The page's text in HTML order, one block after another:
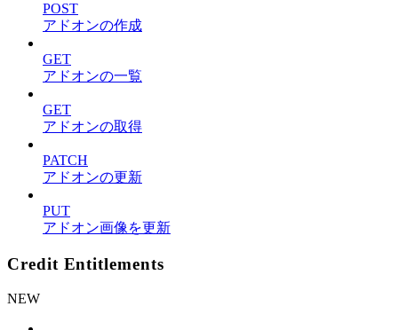
POST
アドオンの作成
GET
アドオンの一覧
GET
アドオンの取得
PATCH
アドオンの更新
PUT
アドオン画像を更新
Credit Entitlements
NEW